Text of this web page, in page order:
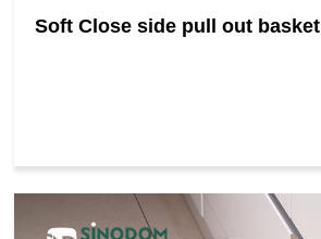
Soft Close side pull out basket